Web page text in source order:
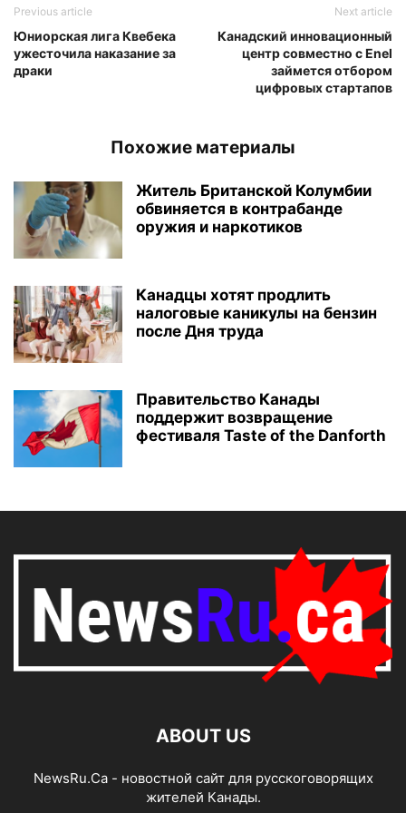
Previous article
Юниорская лига Квебека
ужесточила наказание за
драки
Next article
Канадский инновационный
центр совместно с Enel
займется отбором
цифровых стартапов
Похожие материалы
Житель Британской Колумбии
обвиняется в контрабанде
оружия и наркотиков
Канадцы хотят продлить
налоговые каникулы на бензин
после Дня труда
Правительство Канады
поддержит возвращение
фестиваля Taste of the Danforth
ABOUT US
NewsRu.Ca - новостной сайт для русскоговорящих
жителей Канады.